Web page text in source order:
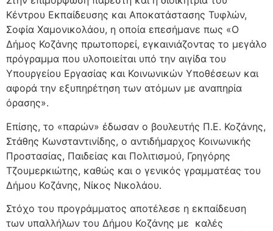
Κέντρου Εκπαίδευσης και Αποκατάστασης Τυφλών,
Σοφία Χαμονικολάου, η οποία επεσήμανε πως «Ο
Δήμος Κοζάνης πρωτοπορεί, εγκαινιάζοντας το μεγάλο
πρόγραμμα που υλοποιείται υπό την αιγίδα του
Υπουργείου Εργασίας και Κοινωνικών Υποθέσεων και
αφορά την εξυπηρέτηση των ατόμων με αναπηρία
όρασης».
Επίσης, το «παρών» έδωσαν ο βουλευτής Π.Ε. Κοζάνης,
Στάθης Κωνσταντινίδης, ο αντιδήμαρχος Κοινωνικής
Προστασίας, Παιδείας και Πολιτισμού, Γρηγόρης
Τζουμερκιώτης, καθώς και ο γενικός γραμματέας του
Δήμου Κοζάνης, Νίκος Νικολάου.
Στόχο του προγράμματος αποτέλεσε η εκπαίδευση
των υπαλλήλων του Δήμου Κοζάνης με καλές